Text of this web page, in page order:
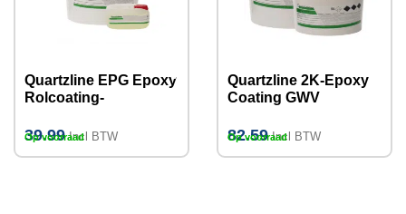
Quartzline EPG Epoxy
Rolcoating-
39.99 Incl BTW
Op voorraad
Quartzline 2K-Epoxy
Coating GWV
(watergedragen)
82.59 Incl BTW
Op voorraad